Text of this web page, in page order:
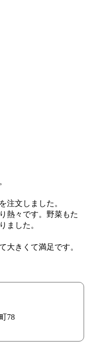
注文しました。
熱々です。野菜もた
ました。
大きくて満足です。
78